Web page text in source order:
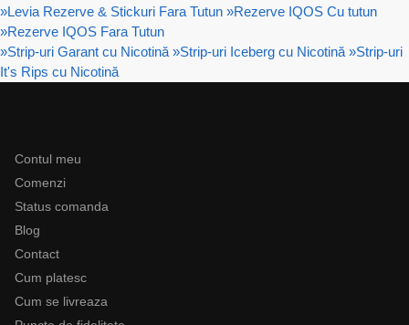
»Levia Rezerve & Stickuri Fara Tutun »Rezerve IQOS Cu tutun
»Rezerve IQOS Fara Tutun
»Strip-uri Garant cu Nicotină »Strip-uri Iceberg cu Nicotină »Strip-uri
It's Rips cu Nicotină
Contul meu
Comenzi
Status comanda
Blog
Contact
Cum platesc
Cum se livreaza